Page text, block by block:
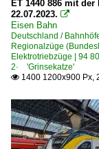
ET 1440 886 mit
22.07.2023. 
Eisen Bahn
Deutschland /
Regionalzüge
Elektrotriebzüge | 94
2· 'Grinsekatze'
 1400 1200x900 Px,